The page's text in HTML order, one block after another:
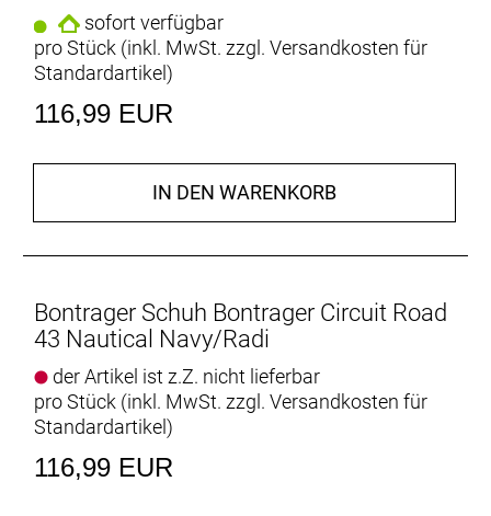
sofort verfügbar
pro Stück (inkl. MwSt. zzgl. Versandkosten für
Standardartikel)
116,99 EUR
IN DEN WARENKORB
Bontrager Schuh Bontrager Circuit Road
43 Nautical Navy/Radi
der Artikel ist z.Z. nicht lieferbar
pro Stück (inkl. MwSt. zzgl. Versandkosten für
Standardartikel)
116,99 EUR